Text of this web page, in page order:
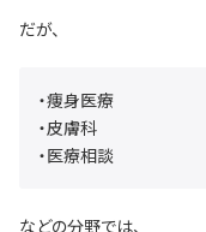
だが、
・痩身医療
・皮膚科
・医療相談
などの分野では、